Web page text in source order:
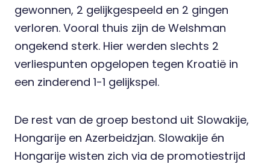
gewonnen, 2 gelijkgespeeld en 2 gingen
verloren. Vooral thuis zijn de Welshman
ongekend sterk. Hier werden slechts 2
verliespunten opgelopen tegen Kroatië in
een zinderend 1-1 gelijkspel.
De rest van de groep bestond uit Slowakije,
Hongarije en Azerbeidzjan. Slowakije én
Hongarije wisten zich via de promotiestrijd